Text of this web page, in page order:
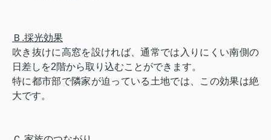
Ｂ.採光効果
吹き抜けに高窓を設ければ、通常では入りにくい南側の
日差しを2階から取り込むことができます。
特に都市部で隣家が迫っている土地では、この効果は絶
大です。